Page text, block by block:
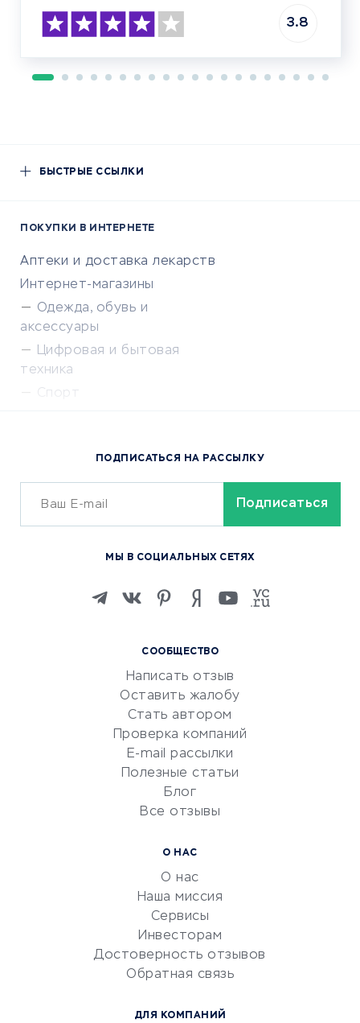
3.8
БЫСТРЫЕ ССЫЛКИ
ПОКУПКИ В ИНТЕРНЕТЕ
Аптеки и доставка лекарств
Интернет-магазины
Одежда, обувь и
аксессуары
Цифровая и бытовая
техника
Спорт
Сервисы доставки
ОБУЧЕНИЕ И РАБОТА
Изучение иностранных
Маркетинг и продажи
Репетиторство
Красота и здоровье
Сервисы по поиску работы
Сетевой маркетинг
УСЛУГИ ДЛЯ БИЗНЕСА
документооборот
Юридические компании
СООБЩЕСТВО
Написать отзыв
Оставить жалобу
Стать автором
Проверка компаний
E-mail рассылки
Полезные статьи
Блог
Все отзывы
О НАС
О нас
Наша миссия
Сервисы
Инвесторам
Достоверность отзывов
Обратная связь
ДЛЯ КОМПАНИЙ
ПОДПИСАТЬСЯ НА РАССЫЛКУ
МЫ В СОЦИАЛЬНЫХ СЕТЯХ